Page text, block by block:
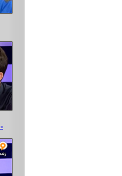
موضوع: ورود سنگ‌نوردی به «المپیک 2020»